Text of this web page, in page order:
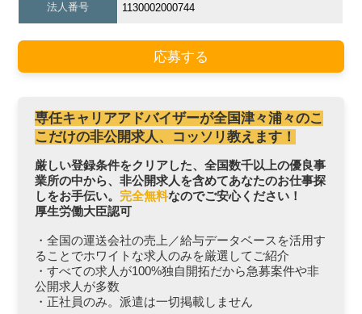
法人番号 1130002000744
応募する
専任キャリアアドバイザーが全国津々浦々のこ
こだけの非公開求人、コッソリ教えます！
厳しい登録条件をクリアした、全国数千以上の優良事
業所の中から、非公開求人を含めてあなたのお仕事探
しをお手伝い。 完全無料なのでご安心ください！
厚生労働大臣認可
・全国の運送会社の売上／給与データベースを活用す
ることでホワイトな求人のみを厳選してご紹介
・すべての求人が100%独自開拓だから急募案件や非
公開求人が多数
・正社員のみ。派遣は一切掲載しません